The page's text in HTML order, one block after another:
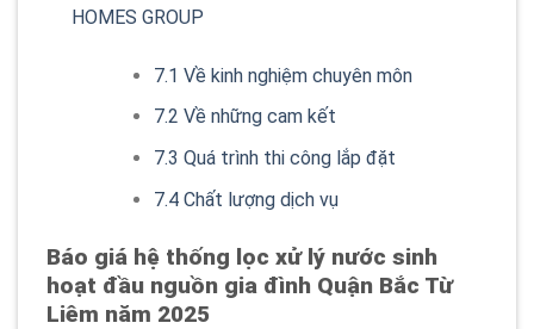
HOMES GROUP
7.1 Về kinh nghiệm chuyên môn
7.2 Về những cam kết
7.3 Quá trình thi công lắp đặt
7.4Chất lượng dịch vụ
Báo giá hệ thống lọc xử lý nước sinh
hoạt đầu nguồn gia đình Quận Bắc Từ
Liêm năm 2025